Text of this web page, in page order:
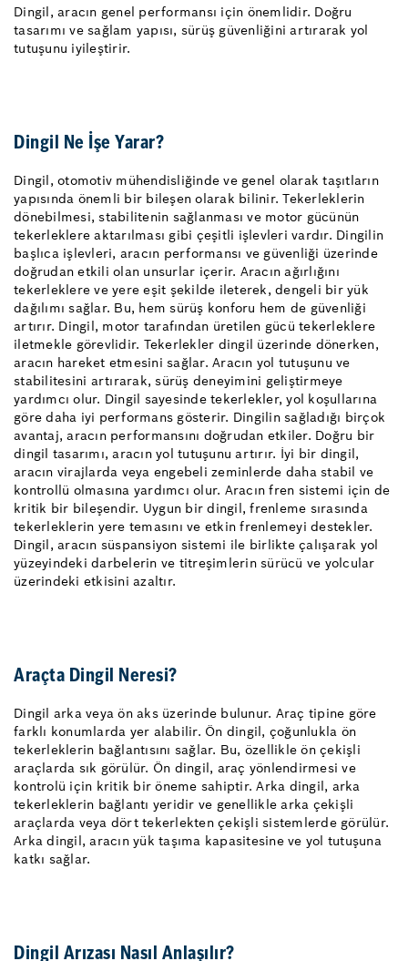
Dingil, aracın genel performansı için önemlidir. Doğru
tasarımı ve sağlam yapısı, sürüş güvenliğini artırarak yol
tutuşunu iyileştirir.
Dingil Ne İşe Yarar?
Dingil, otomotiv mühendisliğinde ve genel olarak taşıtların
yapısında önemli bir bileşen olarak bilinir. Tekerleklerin
dönebilmesi, stabilitenin sağlanması ve motor gücünün
tekerleklere aktarılması gibi çeşitli işlevleri vardır. Dingilin
başlıca işlevleri, aracın performansı ve güvenliği üzerinde
doğrudan etkili olan unsurlar içerir. Aracın ağırlığını
tekerleklere ve yere eşit şekilde ileterek, dengeli bir yük
dağılımı sağlar. Bu, hem sürüş konforu hem de güvenliği
artırır. Dingil, motor tarafından üretilen gücü tekerleklere
iletmekle görevlidir. Tekerlekler dingil üzerinde dönerken,
aracın hareket etmesini sağlar. Aracın yol tutuşunu ve
stabilitesini artırarak, sürüş deneyimini geliştirmeye
yardımcı olur. Dingil sayesinde tekerlekler, yol koşullarına
göre daha iyi performans gösterir. Dingilin sağladığı birçok
avantaj, aracın performansını doğrudan etkiler. Doğru bir
dingil tasarımı, aracın yol tutuşunu artırır. İyi bir dingil,
aracın virajlarda veya engebeli zeminlerde daha stabil ve
kontrollü olmasına yardımcı olur. Aracın fren sistemi için de
kritik bir bileşendir. Uygun bir dingil, frenleme sırasında
tekerleklerin yere temasını ve etkin frenlemeyi destekler.
Dingil, aracın süspansiyon sistemi ile birlikte çalışarak yol
yüzeyindeki darbelerin ve titreşimlerin sürücü ve yolcular
üzerindeki etkisini azaltır.
Araçta Dingil Neresi?
Dingil arka veya ön aks üzerinde bulunur. Araç tipine göre
farklı konumlarda yer alabilir. Ön dingil, çoğunlukla ön
tekerleklerin bağlantısını sağlar. Bu, özellikle ön çekişli
araçlarda sık görülür. Ön dingil, araç yönlendirmesi ve
kontrolü için kritik bir öneme sahiptir. Arka dingil, arka
tekerleklerin bağlantı yeridir ve genellikle arka çekişli
araçlarda veya dört tekerlekten çekişli sistemlerde görülür.
Arka dingil, aracın yük taşıma kapasitesine ve yol tutuşuna
katkı sağlar.
Dingil Arızası Nasıl Anlaşılır?